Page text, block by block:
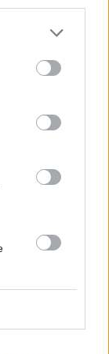
algún
de
se aplicarán
sitio web o